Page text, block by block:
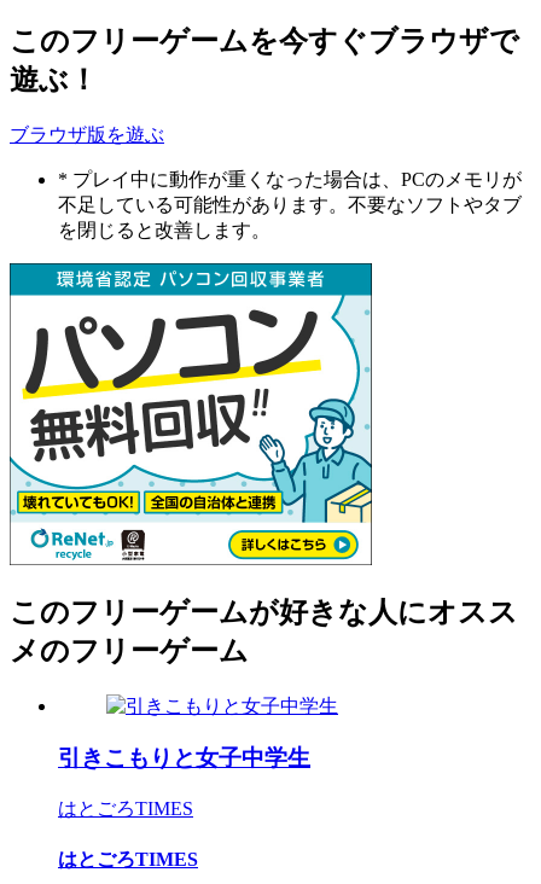
このフリーゲームを今すぐブラウザで
遊ぶ！
ブラウザ版を遊ぶ
* プレイ中に動作が重くなった場合は、PCのメモリが
不足している可能性があります。不要なソフトやタブ
を閉じると改善します。
このフリーゲームが好きな人にオスス
メのフリーゲーム
引きこもりと女子中学生
はとごろTIMES
はとごろTIMES